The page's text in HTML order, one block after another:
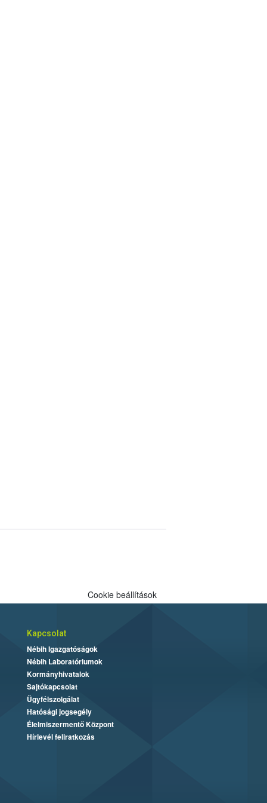
Cookie beállítások
Kapcsolat
Nébih Igazgatóságok
Nébih Laboratóriumok
Kormányhivatalok
Sajtókapcsolat
Ügyfélszolgálat
Hatósági jogsegély
Élelmiszermentő Központ
Hírlevél feliratkozás